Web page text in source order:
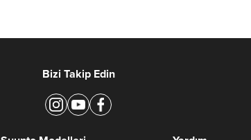
Bizi Takip Edin